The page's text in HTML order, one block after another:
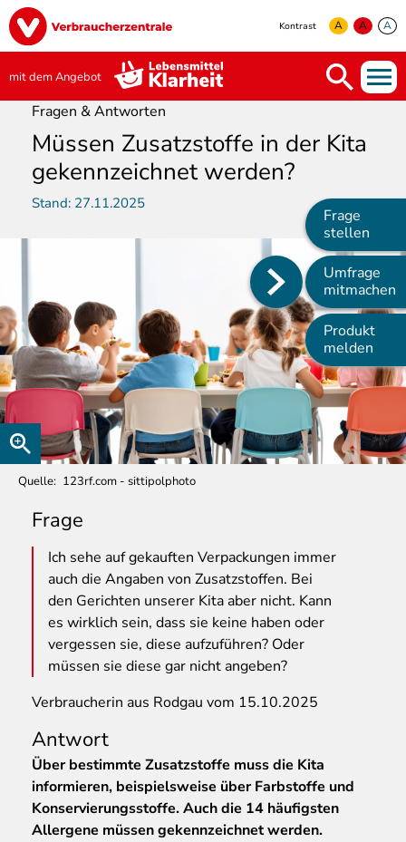
Direkt
zum
Inhalt
Image
Kontrast A A A
mit dem Angebot
Main
navigation
Frage
stellen
Umfrage
mitmachen
Produkt
melden
Fragen & Antworten
Müssen Zusatzstoffe in der Kita
gekennzeichnet werden?
Stand: 27.11.2025
Quelle 123rf.com - sittipolphoto
Frage
Ich sehe auf gekauften Verpackungen immer
auch die Angaben von Zusatzstoffen. Bei
den Gerichten unserer Kita aber nicht. Kann
es wirklich sein, dass sie keine haben oder
vergessen sie, diese aufzuführen? Oder
müssen sie diese gar nicht angeben?
Verbraucherin aus Rodgau vom 15.10.2025
Antwort
Über bestimmte Zusatzstoffe muss die Kita
informieren, beispielsweise über Farbstoffe und
Konservierungsstoffe. Auch die 14 häufigsten
Allergene müssen gekennzeichnet werden.